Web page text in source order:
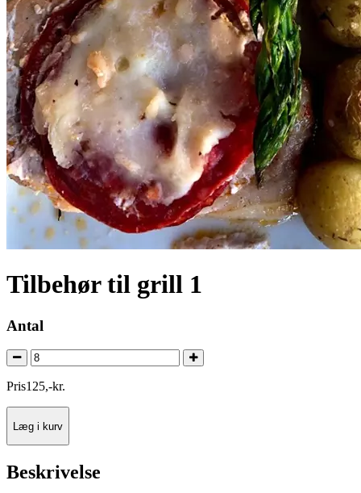
Tilbehør til grill 1
Antal
Pris125,-kr.
Læg i kurv
Beskrivelse